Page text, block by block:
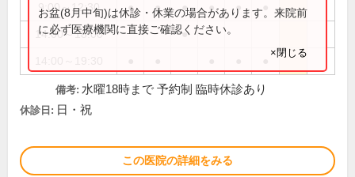
9:00～12:30 ● ● ● ● ●
14:00～18:00 ●
お盆(8月中旬)は休診・休業の場合があります。来院前
に必ず医療機関に直接ご確認ください。
×閉じる
備考: 水曜18時まで 予約制 臨時休診あり
休診日: 日・祝
この医院の詳細をみる